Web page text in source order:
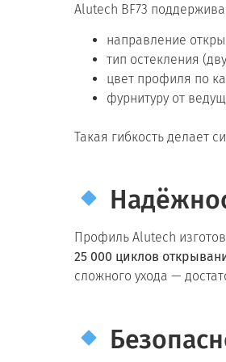
Alutech BF73
направление
тип остекления
цвет профиля по
фурнитуру от
Такая гибкость делает
Профиль Alutech
25 000 циклов
сложного ухода —